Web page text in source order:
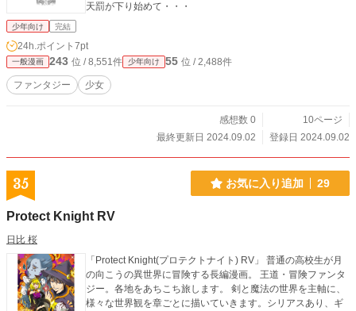
天罰が下り始めて・・・
少年向け 完結
24h.ポイント 7pt
一般漫画 243 位 / 8,551件 少年向け 55 位 / 2,488件
ファンタジー 少女
感想数 0
10ページ
最終更新日 2024.09.02
登録日 2024.09.02
35 お気に入り追加 29
Protect Knight RV
日比 桜
「Protect Knight(プロテクトナイト) RV」 普通の高校生が月
の向こうの異世界に冒険する長編漫画。 王道・冒険ファンタ
ジー。各地をあちこち旅します。 剣と魔法の世界を主軸に、
様々な世界観を章ごとに描いていきます。シリアスあり、ギ